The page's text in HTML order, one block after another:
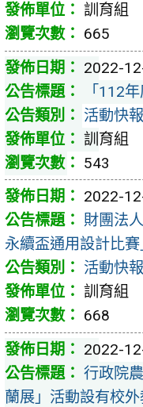
訓育組
665
2022-
「112
活動快報
訓育組
543
2022-
財團法
永續盃通用設計比
活動快報
訓育組
668
2022-
行政院
蘭展」活動設有校